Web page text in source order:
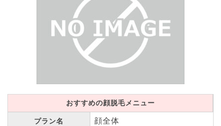
おすすめの顔脱毛メニュー
プラン名 顔全体